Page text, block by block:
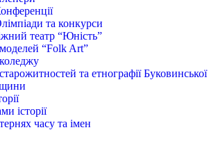
та конкурси
театр “Юність”
“Folk Art”
та етнографії Буковинської
історії
часу та імен